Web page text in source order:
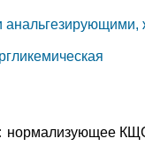
нормализующее